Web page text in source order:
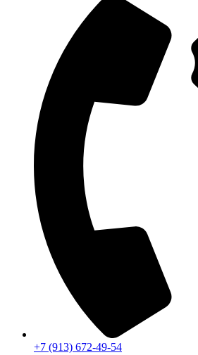
+7 (913) 672-49-54